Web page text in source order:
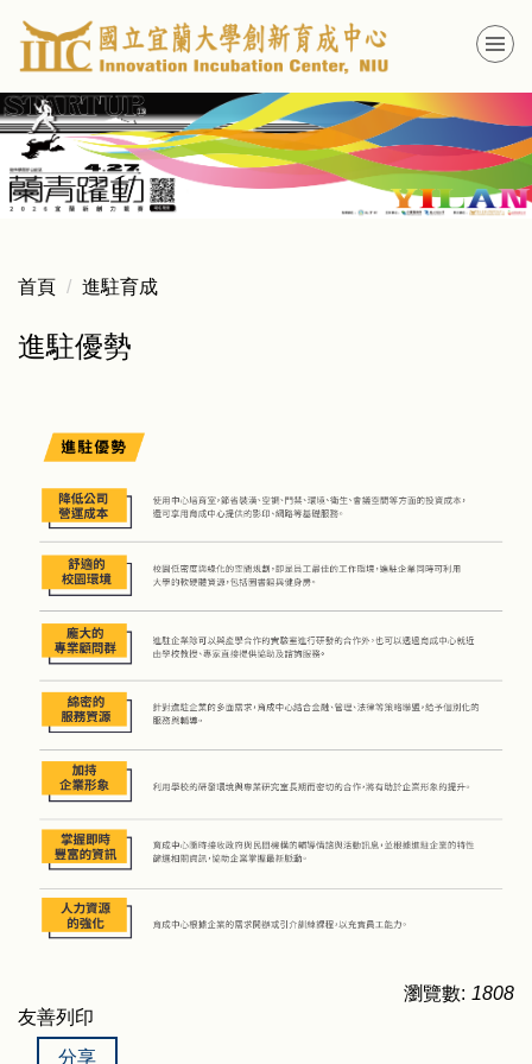
跳
到
主
要
內
容
區
首頁 進駐育成
進駐優勢
瀏覽數: 1808
友善列印
分享